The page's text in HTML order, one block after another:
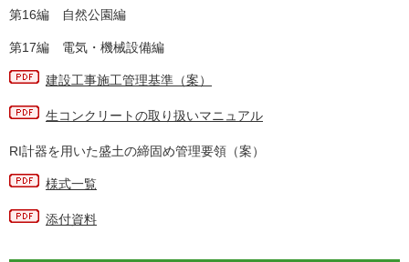
第16編 自然公園編
第17編 電気・機械設備編
建設工事施工管理基準（案）
生コンクリートの取り扱いマニュアル
RI計器を用いた盛土の締固め管理要領（案）
様式一覧
添付資料